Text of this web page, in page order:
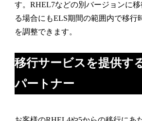
す。RHEL7などの別バージョンに移
る場合にもELS期間の範囲内で移行
を調整できます。
移行サービスを提供す
パートナー